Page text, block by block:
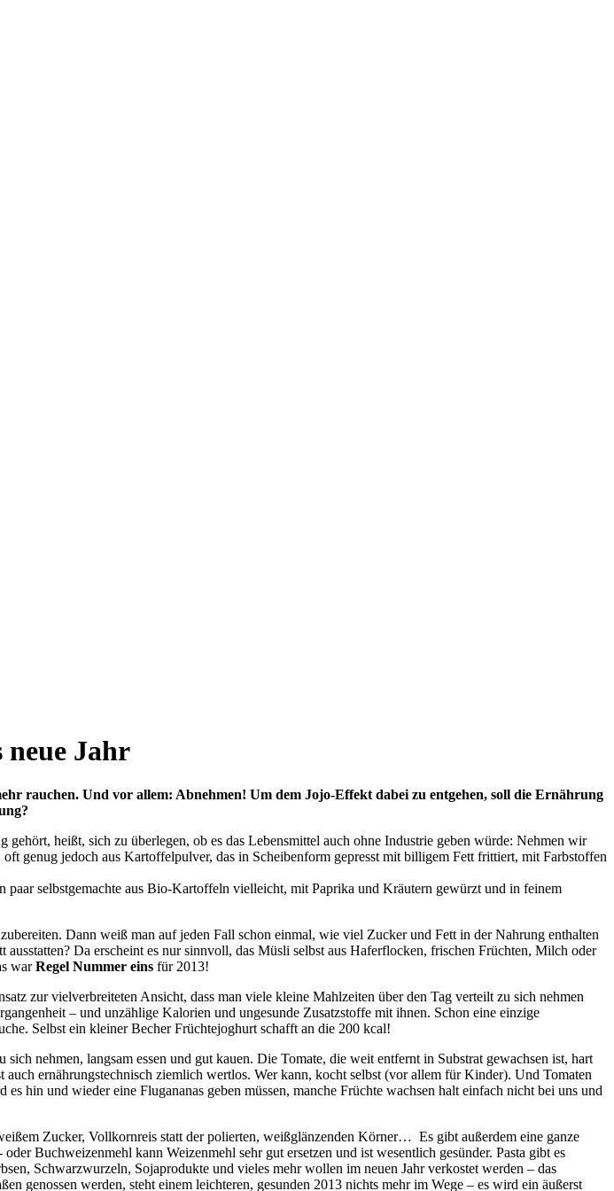
neue Jahr
rauchen. Und vor allem: Abnehmen! Um dem Jojo-Effekt dabei zu entgehen, soll die Ernährung
heißt, sich zu überlegen, ob es das Lebensmittel auch ohne Industrie geben würde: Nehmen wir
genug jedoch aus Kartoffelpulver, das in Scheibenform gepresst mit billigem Fett frittiert, mit Farbstoffen
selbstgemachte aus Bio-Kartoffeln vielleicht, mit Paprika und Kräutern gewürzt und in feinem
Dann weiß man auf jeden Fall schon einmal, wie viel Zucker und Fett in der Nahrung enthalten
Da erscheint es nur sinnvoll, das Müsli selbst aus Haferflocken, frischen Früchten, Milch oder
warRegel Nummer eins für 2013!
zur vielverbreiteten Ansicht, dass man viele kleine Mahlzeiten über den Tag verteilt zu sich nehmen
– und unzählige Kalorien und ungesunde Zusatzstoffe mit ihnen. Schon eine einzige
Selbst ein kleiner Becher Früchtejoghurt schafft an die 200 kcal!
nehmen, langsam essen und gut kauen. Die Tomate, die weit entfernt in Substrat gewachsen ist, hart
ernährungstechnisch ziemlich wertlos. Wer kann, kocht selbst (vor allem für Kinder). Und Tomaten
hin und wieder eine Flugananas geben müssen, manche Früchte wachsen halt einfach nicht bei uns und
Zucker, Vollkornreis statt der polierten, weißglänzenden Körner… Es gibt außerdem eine ganze
Buchweizenmehl kann Weizenmehl sehr gut ersetzen und ist wesentlich gesünder. Pasta gibt es
Schwarzwurzeln, Sojaprodukte und vieles mehr wollen im neuen Jahr verkostet werden – das
genossen werden, steht einem leichteren, gesunden 2013 nichts mehr im Wege – es wird ein äußerst